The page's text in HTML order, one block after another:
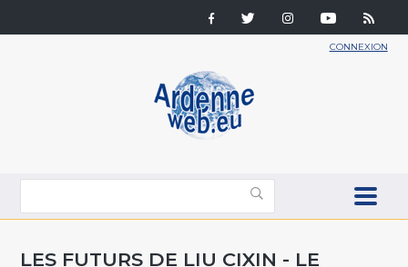
CONNEXION
LES FUTURS DE LIU CIXIN - LE